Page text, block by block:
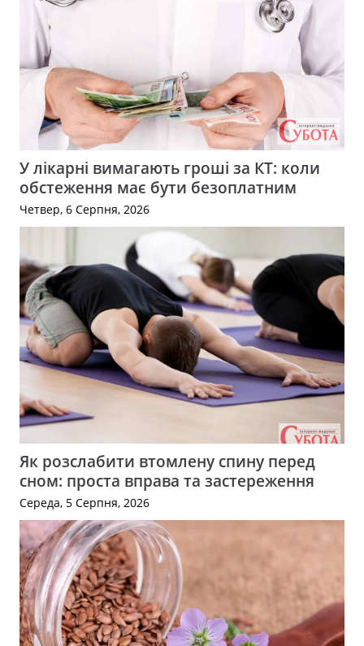
У лікарні вимагають гроші за КТ: коли
обстеження має бути безоплатним
Четвер, 6 Серпня, 2026
Як розслабити втомлену спину перед
сном: проста вправа та застереження
Середа, 5 Серпня, 2026